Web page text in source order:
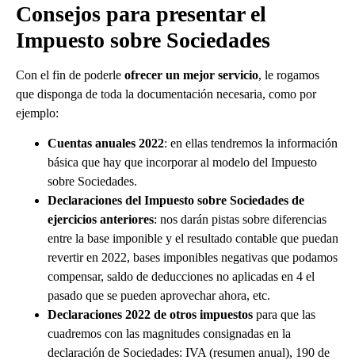
Consejos para presentar el
Impuesto sobre Sociedades
Con el fin de poderle ofrecer un mejor servicio, le rogamos
que disponga de toda la documentación necesaria, como por
ejemplo:
Cuentas anuales 2022: en ellas tendremos la información
básica que hay que incorporar al modelo del Impuesto
sobre Sociedades.
Declaraciones del Impuesto sobre Sociedades de
ejercicios anteriores: nos darán pistas sobre diferencias
entre la base imponible y el resultado contable que puedan
revertir en 2022, bases imponibles negativas que podamos
compensar, saldo de deducciones no aplicadas en 4 el
pasado que se pueden aprovechar ahora, etc.
Declaraciones 2022 de otros impuestos para que las
cuadremos con las magnitudes consignadas en la
declaración de Sociedades: IVA (resumen anual), 190 de